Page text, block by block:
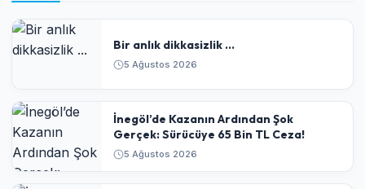
Bir anlık dikkasizlik ...
5 Ağustos 2026
​İnegöl’de Kazanın Ardından Şok
Gerçek: Sürücüye 65 Bin TL Ceza!
5 Ağustos 2026